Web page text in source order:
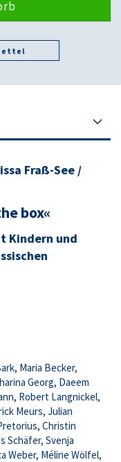
Fraß-See /
box«
Kindern und
Maria Becker,
Georg, Daeem
Robert Langnickel,
Meurs, Julian
Christin
Schäfer, Svenja
Weber, Méline Wölfel,